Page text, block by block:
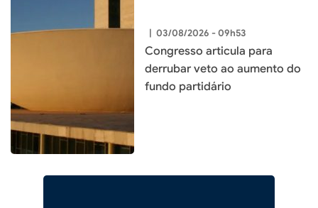
| 03/08/2026 - 09h53
Congresso articula para
derrubar veto ao aumento do
fundo partidário